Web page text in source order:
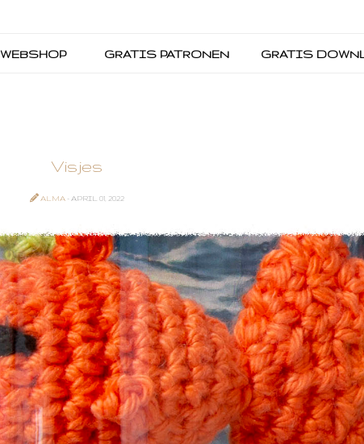
WEBSHOP GRATIS PATRONEN GRATIS
Visjes
ALMA - APRIL 01, 2022